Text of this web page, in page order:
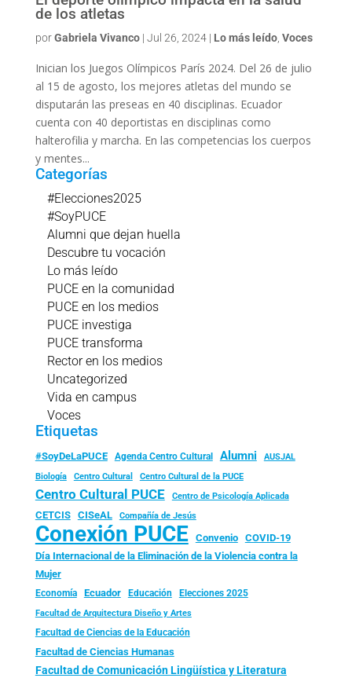
de los atletas
porGabriela Vivanco| Jul 26, 2024| Lo más leído, Voces
Inician los Juegos Olímpicos París 2024. Del 26 de julio
al 15 de agosto, los mejores atletas del mundo se
disputarán las preseas en 40 disciplinas. Ecuador
cuenta con 40 deportistas en disciplinas como
halterofilia y marcha. En las competencias los cuerpos
y mentes...
Categorías
#Elecciones2025
#SoyPUCE
Alumni que dejan huella
Descubre tu vocación
Lo más leído
PUCE en la comunidad
PUCE en los medios
PUCE investiga
PUCE transforma
Rector en los medios
Uncategorized
Vida en campus
Voces
Etiquetas
#SoyDeLaPUCE Agenda Centro Cultural Alumni
AUSJAL
Biología
Centro Cultural Centro Cultural de la PUCE
Centro Cultural PUCE Centro de Psicología Aplicada
CETCIS CISeAL Compañía de Jesús
Conexión PUCE Convenio
COVID-19
Día Internacional de la Eliminación de la Violencia contra la
Mujer
Economía Ecuador Educación Elecciones 2025
Facultad de Arquitectura Diseño y Artes
Facultad de Ciencias de la Educación
Facultad de Ciencias Humanas
Facultad de Comunicación Lingüística y Literatura